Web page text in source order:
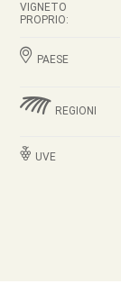
VIGNETO
PROPRIO:
PAESE
REGIONI
UVE